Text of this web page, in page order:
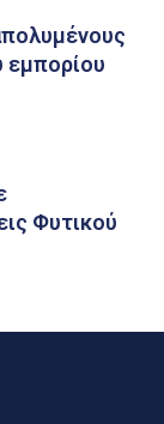
εμπορίου
Φυτικού